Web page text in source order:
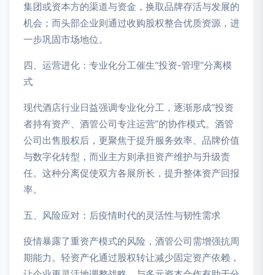
集团或资本方的渠道与资金，换取品牌存活与发展的
机会；而头部企业则通过收购股权整合优质资源，进
一步巩固市场地位。
四、运营进化：专业化分工催生“投资-管理”分离模
式
现代酒店行业日益强调专业化分工，逐渐形成“投资
者持有资产、酒管公司专注运营”的协作模式。酒管
公司出售股权后，更聚焦于提升服务效率、品牌价值
与数字化转型，而业主方则承担资产维护与升级责
任。这种分离促使双方各展所长，提升整体资产回报
率。
五、风险应对：后疫情时代的灵活性与韧性需求
疫情暴露了重资产模式的风险，酒管公司需增强抗周
期能力。轻资产化通过股权转让减少固定资产依赖，